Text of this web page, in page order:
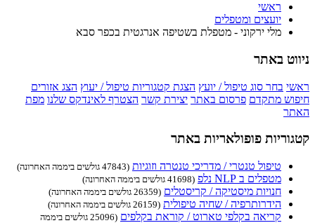
ראשי
יועצים ומטפלים
מלי ירקוני - מטפלת בשטיפה אנרגטית בכפר סבא
ניווט באתר
ראשי בחר סוג טיפול / יועץ הצגת קטגוריות טיפול / יעוץ הצג אזורים
חיפוש מתקדם פרסום באתר יצירת קשר הצטרף לאינדקס שלנו מפת
האתר
קטגוריות פופולאריות באתר
טיפול טנטרי / מדריכי טנטרה וזוגיות (47843 גולשים ביממה האחרונה)
מטפלים ב NLP נלפ (41698 גולשים ביממה האחרונה)
חנויות מיסטיקה / קריסטלים (26359 גולשים ביממה האחרונה)
הידרותרפיה / שחיה טיפולית (26159 גולשים ביממה האחרונה)
קריאה בקלפי טארוט / קוראת בקלפים
(25096 גולשים ביממה